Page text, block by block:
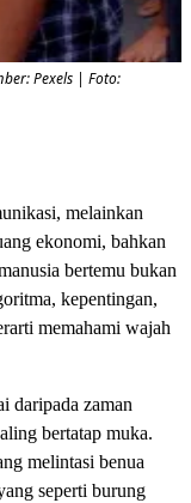
Pexels | Foto:
melainkan
ekonomi, bahkan
bertemu bukan
kepentingan,
memahami wajah
daripada zaman
bertatap muka.
melintasi benua
seperti burung